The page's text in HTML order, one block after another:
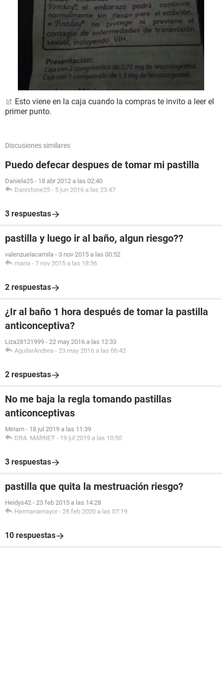
Esto viene en la caja cuando la compras te invito a leer el
primer punto.
Discusiones similares
Puedo defecar despues de tomar mi pastilla
Daniela25 - 18 abr 2012 a las 02:40
Danistone25 - 5 jun 2016 a las 23:47
3 respuestas
pastilla y luego ir al baño, algun riesgo??
valenzuelacamila - 3 nov 2015 a las 00:52
maria - 7 nov 2015 a las 18:36
2 respuestas
¿Ir al baño 1 hora después de tomar la pastilla
anticonceptiva?
Liza28121999 - 22 may 2016 a las 12:33
AguilarAndrea - 23 may 2016 a las 06:42
2 respuestas
No me baja la regla tomando pastillas
anticonceptivas
Miriam - 18 jul 2019 a las 11:39
DRA. MARNET - 19 jul 2019 a las 10:50
3 respuestas
pastilla que quita la mestruación riesgo?
Heidys42 - 23 feb 2015 a las 14:28
Hermanamayor - 28 feb 2020 a las 07:19
10 respuestas